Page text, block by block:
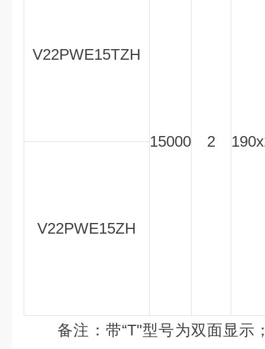
V22PWE15TZH
15000 2
V22PWE15ZH
备注：带“T"型号为双面显示